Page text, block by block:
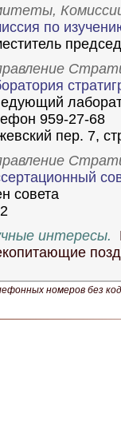
по
959-27-68
пер. 7,
совета
интересы.
номеров без